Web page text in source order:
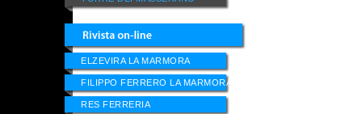
ELZEVIRA LA MARMORA
FILIPPO FERRERO LA MARMORA
RES FERRERIA